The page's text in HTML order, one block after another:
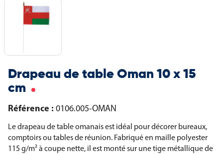
Drapeau de table Oman 10 x 15
cm
Référence : 0106.005-OMAN
Le drapeau de table omanais est idéal pour décorer bureaux,
comptoirs ou tables de réunion. Fabriqué en maille polyester
115 g/m² à coupe nette, il est monté sur une tige métallique de